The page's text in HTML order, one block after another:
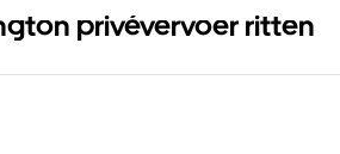
privévervoer ritten